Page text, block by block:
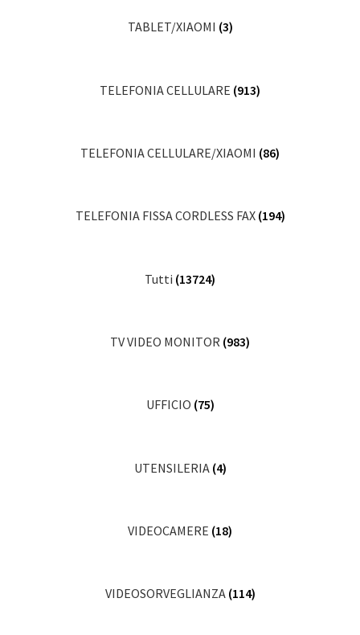
TABLET/XIAOMI (3)
TELEFONIA CELLULARE (913)
TELEFONIA CELLULARE/XIAOMI (86)
TELEFONIA FISSA CORDLESS FAX (194)
Tutti (13724)
TV VIDEO MONITOR (983)
UFFICIO (75)
UTENSILERIA (4)
VIDEOCAMERE (18)
VIDEOSORVEGLIANZA (114)